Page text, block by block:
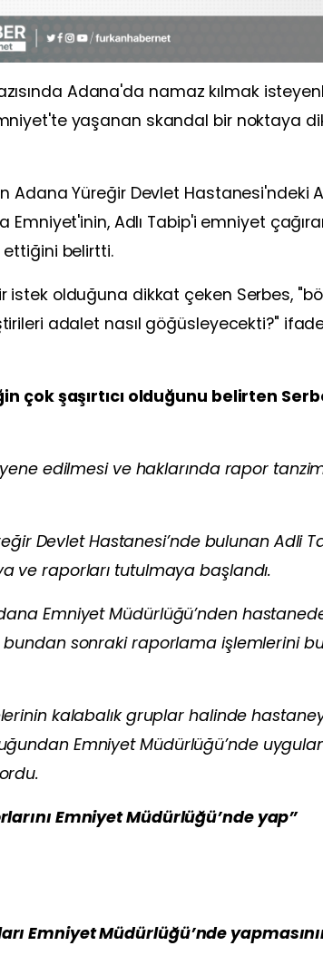
Adana'da namaz kılmak
yaşanan skandal bir noktaya
Adana Yüreğir Devlet Hastanesi'ndeki
Adlı Tabip'i emniyet
belirtti.
istek olduğuna dikkat çeken Serbes,
adalet nasıl göğüsleyecekti?"
çok şaşırtıcı olduğunu belirten
edilmesi ve haklarında rapor
Devlet Hastanesi’nde bulunan Adli
ve raporları tutulmaya başlandı.
Emniyet Müdürlüğü’nden
bundan sonraki raporlama işlemlerini
kalabalık gruplar halinde
Emniyet Müdürlüğü’nde
Emniyet Müdürlüğü’nde yap”
Emniyet Müdürlüğü’nde